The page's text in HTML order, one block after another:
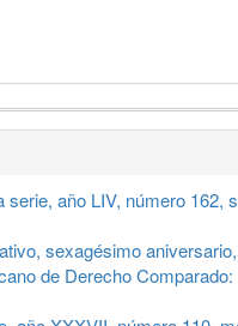
año LIV, número 162,
sexagésimo
de Derecho